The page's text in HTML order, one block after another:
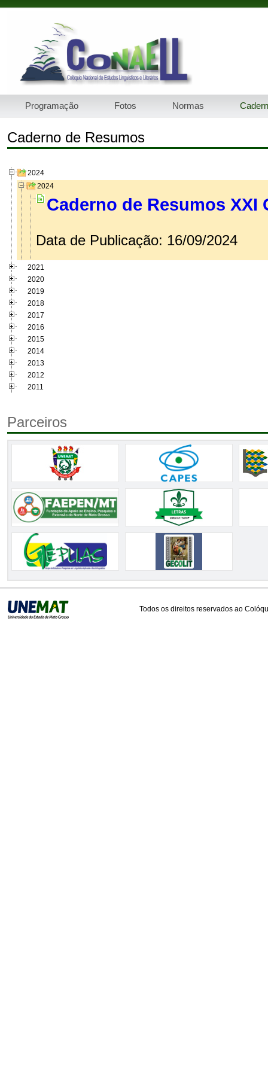
Programação Fotos Normas
Caderno de Resumos
2024
2024
Caderno de Resumos XXI
Data de Publicação: 16/09/2024
2021
2020
2019
2018
2017
2016
2015
2014
2013
2012
2011
Parceiros
Todos os direitos reservados ao